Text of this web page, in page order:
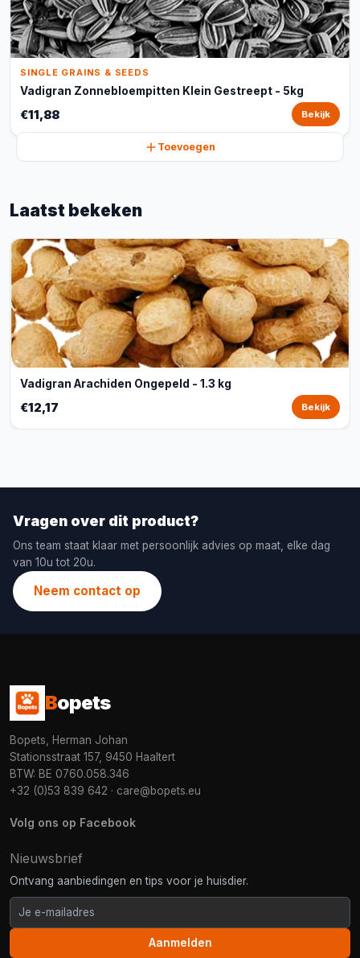
SINGLE GRAINS & SEEDS
Vadigran Zonnebloempitten Klein Gestreept - 5kg
€11,88 Bekijk
Toevoegen
Laatst bekeken
Vadigran Arachiden Ongepeld - 1.3 kg
€12,17 Bekijk
Vragen over dit product?
Ons team staat klaar met persoonlijk advies op maat, elke dag
van 10u tot 20u.
Neem contact op
Bopets
Bopets, Herman Johan
Stationsstraat 157, 9450 Haaltert
BTW: BE 0760.058.346
+32 (0)53 839 642 · care@bopets.eu
Volg ons op Facebook
Nieuwsbrief
Ontvang aanbiedingen en tips voor je huisdier.
Aanmelden